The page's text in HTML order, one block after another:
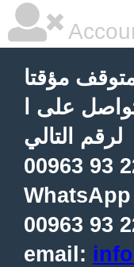
مؤقتا
على ا
لرقم التالي
00963 93
WhatsApp
00963 93
email: